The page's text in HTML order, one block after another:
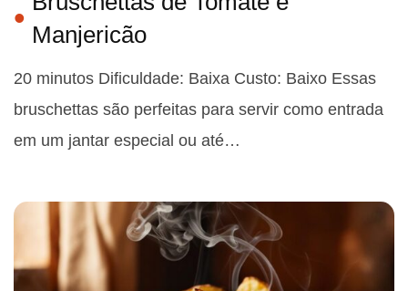
Manjericão
20 minutos Dificuldade: Baixa Custo: Baixo Essas
bruschettas são perfeitas para servir como entrada
em um jantar especial ou até…